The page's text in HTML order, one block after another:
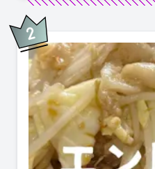
2位